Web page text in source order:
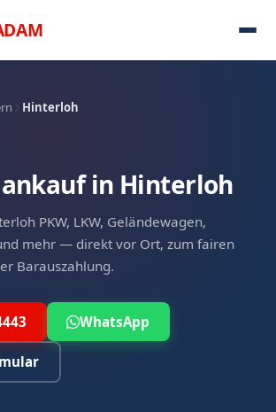
Hinterloh
in Hinterloh
PKW, LKW, Geländewagen,
mehr — direkt vor Ort, zum fairen
Barauszahlung.
WhatsApp